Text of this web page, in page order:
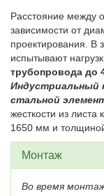
Расстояние между
зависимости от
проектирования. В
испытывают
трубопровода до
Индустриальный
стальной
жесткости из
1650 мм и
Монтаж
Во время